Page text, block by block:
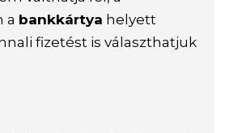
a bankkártya helyett
fizetést is választhatjuk